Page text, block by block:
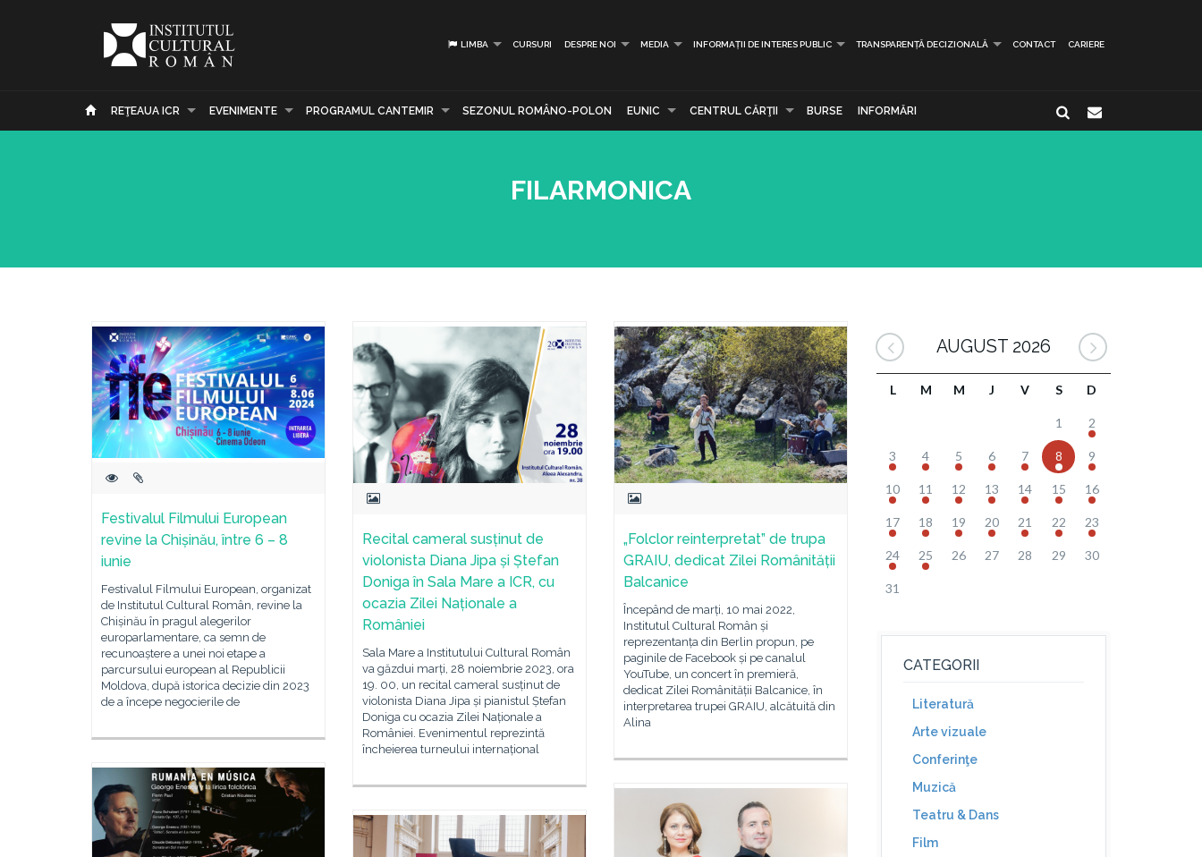
LIMBA CURSURI DESPRE NOI MEDIA INFORMAȚII DE INTERES PUBLIC TRANSPARENȚĂ DECIZIONALĂ CONTACT CARIERE
REŢEAUA ICR EVENIMENTE PROGRAMUL CANTEMIR SEZONUL ROMÂNO-POLON EUNIC CENTRUL CĂRŢII BURSE INFORMĂRI
FILARMONICA
Festivalul Filmului European
revine la Chișinău, între 6 – 8
iunie
Festivalul Filmului European, organizat
de Institutul Cultural Român, revine la
Chișinău în pragul alegerilor
europarlamentare, ca semn de
recunoaștere a unei noi etape a
parcursului european al Republicii
Moldova, după istorica decizie din 2023
de a începe negocierile de
Recital cameral susținut de
violonista Diana Jipa și Ștefan
Doniga în Sala Mare a ICR, cu
ocazia Zilei Naționale a
României
Sala Mare a Institutului Cultural Român
va găzdui marți, 28 noiembrie 2023, ora
19. 00, un recital cameral susținut de
violonista Diana Jipa și pianistul Ștefan
Doniga cu ocazia Zilei Naționale a
României. Evenimentul reprezintă
încheierea turneului internațional
„Folclor reinterpretat” de trupa
GRAIU, dedicat Zilei Românității
Balcanice
Începând de marți, 10 mai 2022,
Institutul Cultural Român și
reprezentanța din Berlin propun, pe
paginile de Facebook și pe canalul
YouTube, un concert în premieră,
dedicat Zilei Românității Balcanice, în
interpretarea trupei GRAIU, alcătuită din
Alina
AUGUST 2026
L M M J V S D
1 2
3 4 5 6 7 8 9
10 11 12 13 14 15 16
17 18 19 20 21 22 23
24 25 26 27 28 29 30
31
CATEGORII
Literatură
Arte vizuale
Conferinţe
Muzică
Teatru & Dans
Film